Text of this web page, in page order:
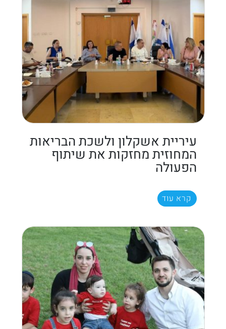
עיריית אשקלון ולשכת הבריאות
המחוזית מחזקות את שיתוף
הפעולה
קרא עוד